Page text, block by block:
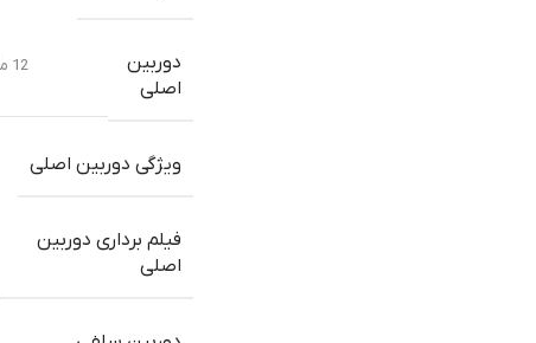
دوربین
اصلی
12 مگاپیکسل, f/2.2, 13mm, 120° (ultrawide), 1/2.55″, 1.4µm, دوگانه pixel PDAF
ویژگی دوربین اصلی
فیلم برداری دوربین
اصلی